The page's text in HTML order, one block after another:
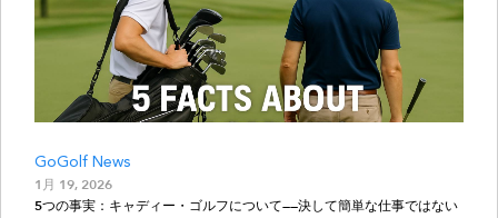
GoGolf News
1月 19, 2026
5つの事実：キャディー・ゴルフについて——決して簡単な仕事ではない